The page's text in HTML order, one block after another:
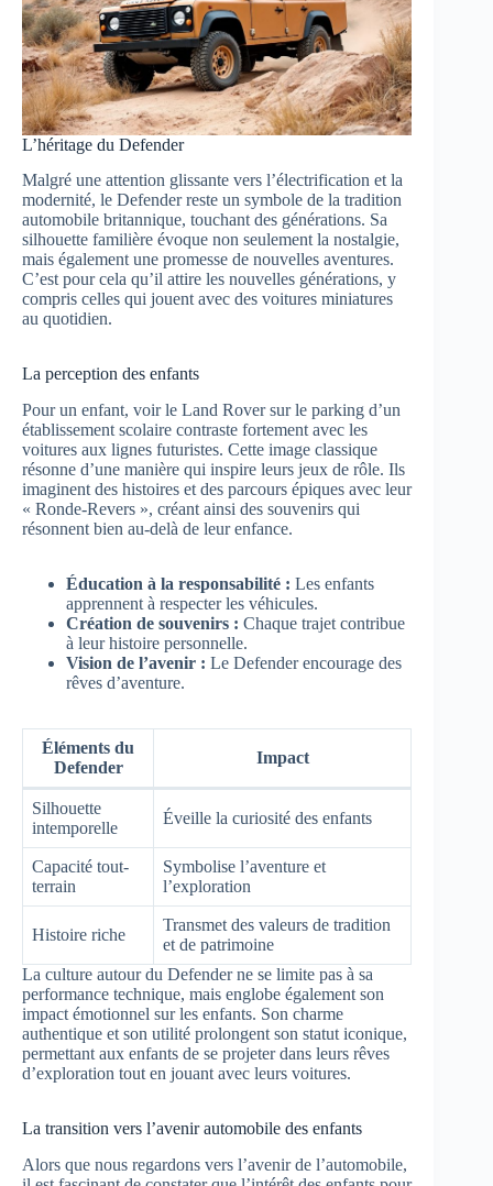
L’héritage du Defender
Malgré une attention glissante vers l’électrification et la
modernité, le Defender reste un symbole de la tradition
automobile britannique, touchant des générations. Sa
silhouette familière évoque non seulement la nostalgie,
mais également une promesse de nouvelles aventures.
C’est pour cela qu’il attire les nouvelles générations, y
compris celles qui jouent avec des voitures miniatures
au quotidien.
La perception des enfants
Pour un enfant, voir le Land Rover sur le parking d’un
établissement scolaire contraste fortement avec les
voitures aux lignes futuristes. Cette image classique
résonne d’une manière qui inspire leurs jeux de rôle. Ils
imaginent des histoires et des parcours épiques avec leur
« Ronde-Revers », créant ainsi des souvenirs qui
résonnent bien au-delà de leur enfance.
Éducation à la responsabilité : Les enfants
apprennent à respecter les véhicules.
Création de souvenirs : Chaque trajet contribue
à leur histoire personnelle.
Vision de l’avenir : Le Defender encourage des
rêves d’aventure.
Éléments du
Defender
Impact
Silhouette
intemporelle
Éveille la curiosité des enfants
Capacité tout-
terrain
Symbolise l’aventure et
l’exploration
Histoire riche
Transmet des valeurs de tradition
et de patrimoine
La culture autour du Defender ne se limite pas à sa
performance technique, mais englobe également son
impact émotionnel sur les enfants. Son charme
authentique et son utilité prolongent son statut iconique,
permettant aux enfants de se projeter dans leurs rêves
d’exploration tout en jouant avec leurs voitures.
La transition vers l’avenir automobile des enfants
Alors que nous regardons vers l’avenir de l’automobile,